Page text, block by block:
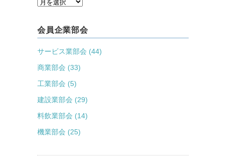
会員企業部会
サービス業部会 (44)
商業部会 (33)
工業部会 (5)
建設業部会 (29)
料飲業部会 (14)
機業部会 (25)